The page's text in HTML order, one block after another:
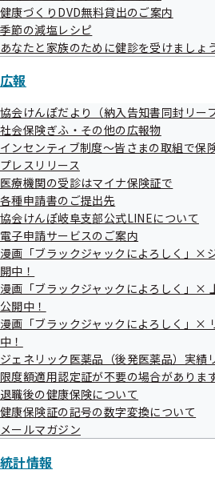
健康づくりDVD無料貸出のご案内
季節の減塩レシピ
あなたと家族のために健診を受けましょ
広報
協会けんぽだより（納入告知書同封リー
社会保険ぎふ・その他の広報物
インセンティブ制度～皆さまの取組で保
プレスリリース
医療機関の受診はマイナ保険証で
各種申請書のご提出先
協会けんぽ岐阜支部公式LINEについて
電子申請サービスのご案内
漫画「ブラックジャックによろしく」×
開中！
漫画「ブラックジャックによろしく」×
公開中！
漫画「ブラックジャックによろしく」×
中！
ジェネリック医薬品（後発医薬品）実績
限度額適用認定証が不要の場合がありま
退職後の健康保険について
健康保険証の記号の数字変換について
メールマガジン
統計情報
ラフにより見える化した資料です。
岐阜支部の直近4年間の経年変化に
をご確認いただける内容となってい
2024年度支部別スコアリ
（岐阜支部版）の主な内容
健診受診率・特定保健指導実
生活習慣病リスク保有者の割合
生活習慣要改善者の割合
医療費の状況
各指標の算出方法